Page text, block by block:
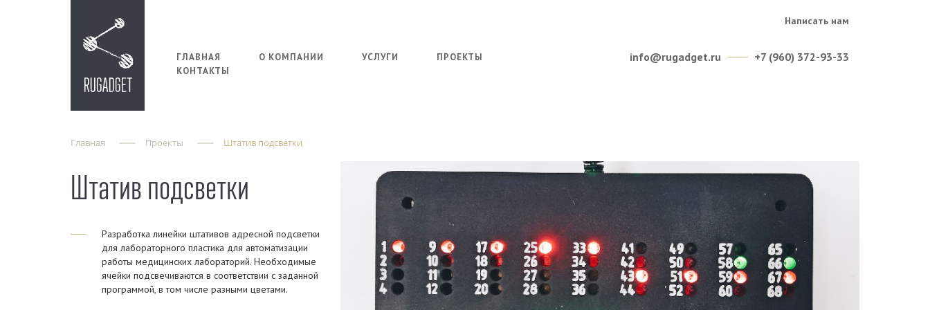
Написать нам
ГЛАВНАЯ О КОМПАНИИ УСЛУГИ
ПРОЕКТЫ
КОНТАКТЫ
info@rugadget.ru +7 (960) 372-93-33
Главная Проекты Штатив подсветки
Штатив подсветки
Разработка линейки штативов адресной подсветки
для лабораторного пластика для автоматизации
работы медицинских лабораторий. Необходимые
ячейки подсвечиваются в соответствии с заданной
программой, в том числе разными цветами.